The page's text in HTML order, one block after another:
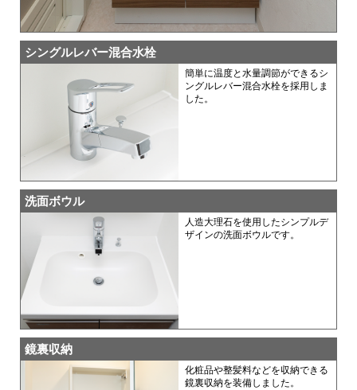
シングルレバー混合水栓
簡単に温度と水量調節ができるシ
ングルレバー混合水栓を採用しま
した。
洗面ボウル
人造大理石を使用したシンプルデ
ザインの洗面ボウルです。
鏡裏収納
化粧品や整髪料などを収納できる
鏡裏収納を装備しました。